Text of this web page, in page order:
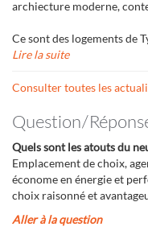
archiecture moderne,
Ce sont des logements de
Lire la suite
Consulter toutes les
Question/
Quels sont les atouts du
Emplacement de choix,
économe en énergie et
choix raisonné et
Aller à la question